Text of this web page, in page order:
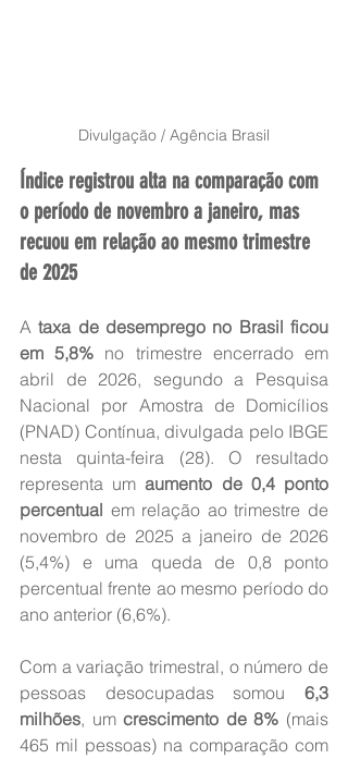
Divulgação / Agência Brasil
Índice registrou alta na comparação com
o período de novembro a janeiro, mas
recuou em relação ao mesmo trimestre
de 2025
A taxa de desemprego no Brasil ficou
em 5,8% no trimestre encerrado em
abril de 2026, segundo a Pesquisa
Nacional por Amostra de Domicílios
(PNAD) Contínua, divulgada pelo IBGE
nesta quinta-feira (28). O resultado
representa um aumento de 0,4 ponto
percentual em relação ao trimestre de
novembro de 2025 a janeiro de 2026
(5,4%) e uma queda de 0,8 ponto
percentual frente ao mesmo período do
ano anterior (6,6%).
Com a variação trimestral, o número de
pessoas desocupadas somou 6,3
milhões, um crescimento de 8% (mais
465 mil pessoas) na comparação com